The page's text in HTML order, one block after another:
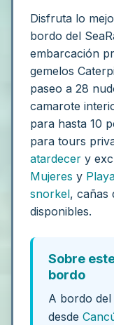
Disfruta lo
bordo del
embarcación
gemelos
paseo a 28
camarote
para hasta 10
para tours
atardecer y
Mujeres y
snorkel, cañas
disponibles.
Sobre
bordo
A bordo
desde